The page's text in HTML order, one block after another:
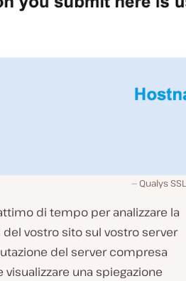
Qualys
di tempo per analizzare la
del vostro sito sul vostro server
del server compresa
visualizzare una spiegazione